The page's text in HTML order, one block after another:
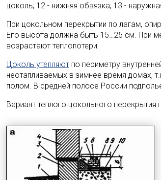
цоколь; 12 - нижняя обвязка; 13 -
При цокольном перекрытии по лагам,
Его высота должна быть 15…25 см. При
возрастают теплопотери.
Цоколь утепляют по периметру
неотапливаемых в зимнее время домах,
полом. В средней полосе России
Вариант теплого цокольного